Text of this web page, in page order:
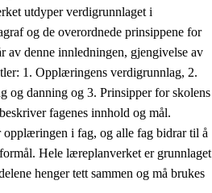
utdyper verdigrunnlaget i
og de overordnede prinsippene for
av denne innledningen, gjengivelse av
1. Opplæringens verdigrunnlag, 2.
danning og 3. Prinsipper for skolens
fagenes innhold og mål.
i fag, og alle fag bidrar til å
Hele læreplanverket er grunnlaget
henger tett sammen og må brukes